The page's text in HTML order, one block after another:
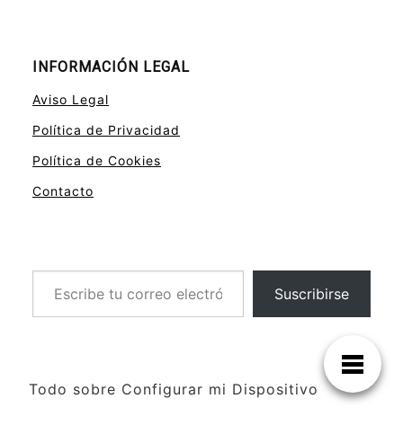
INFORMACIÓN LEGAL
Aviso Legal
Política de Privacidad
Política de Cookies
Contacto
Escribe tu correo electrónico…
Suscribirse
Todo sobre Configurar mi Dispositivo